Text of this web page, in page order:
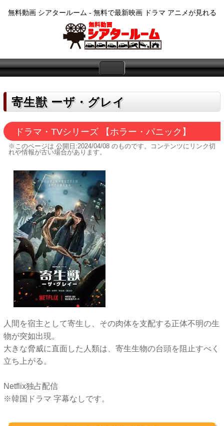
無料動画 シアタールーム - 無料で最新映画 ドラマ アニメが見れる
寄生獣 ーザ・グレイ
ドラマ・TVシリーズ 【ホラー・パニック】
※このページは 公開日:2024/04/08のものです。コンテンツにリンク切
れや情報が古い場合があります。
人間を宿主として寄生し、その肉体を支配する正体不明の生
物が突如出現。
大きな脅威に直面した人類は、寄生生物の台頭を阻止すべく
立ち上がる。
Netflix独 占配 信
※韓国ドラマ 字幕なしです。